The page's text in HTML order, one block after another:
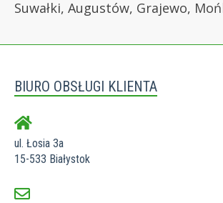
Suwałki, Augustów, Grajewo,
BIURO OBSŁUGI KLIENTA
ul. Łosia 3a
15-533 Białystok